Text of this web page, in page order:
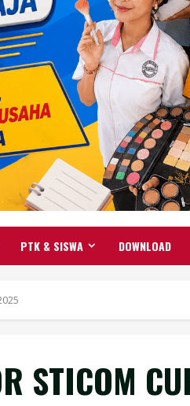
PTK & SISWA DOWNLOAD
STICOM